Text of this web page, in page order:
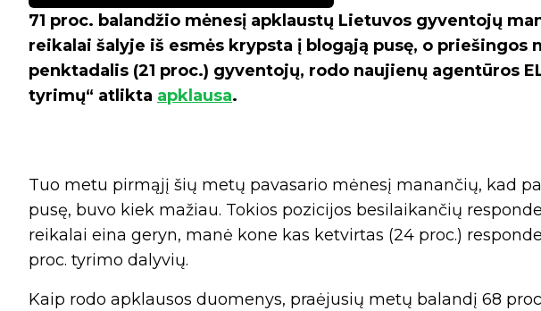
71 proc. balandžio mėnesį apklaustų Lietuvos gyventojų
reikalai šalyje iš esmės krypsta į blogąją pusę, o priešingos
penktadalis (21 proc.) gyventojų, rodo naujienų agentūros
tyrimų“ atlikta apklausa.
Tuo metu pirmąjį šių metų pavasario mėnesį manančių, kad
pusę, buvo kiek mažiau. Tokios pozicijos besilaikančių
reikalai eina geryn, manė kone kas ketvirtas (24 proc.)
proc. tyrimo dalyvių.
Kaip rodo apklausos duomenys, praėjusių metų balandį 68